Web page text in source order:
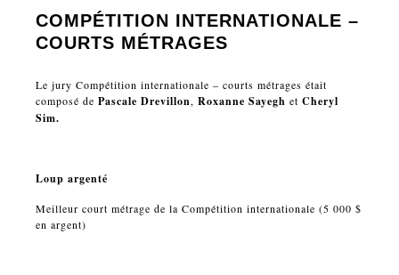
COMPÉTITION INTERNATIONALE –
COURTS MÉTRAGES
Le jury Compétition internationale – courts métrages était
composé dePascale Drevillon,Roxanne SayeghetCheryl
Sim.
Loup argenté
Meilleur court métrage de la Compétition internationale (5 000 $
en argent)